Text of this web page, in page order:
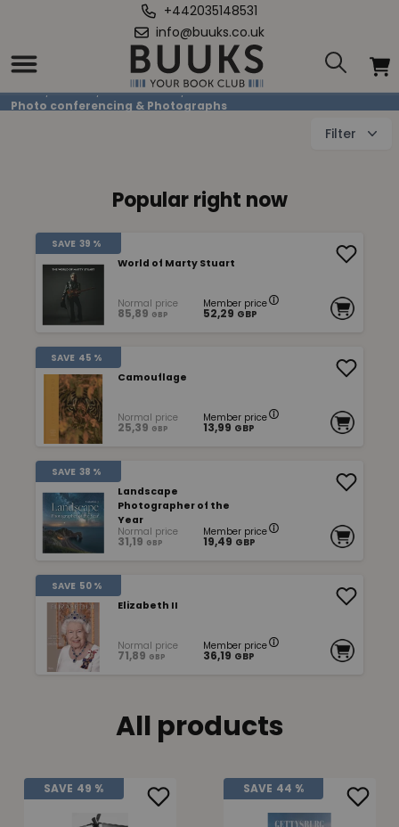
+442035148531
info@buuks.co.uk
Photo conferencing & Photographs
Home / Books / Art & Culture /
Photo conferencing & Photographs
Filter
Popular right now
SAVE 39 %
World of Marty Stuart
Normal price
85,89 GBP
Member price
52,29 GBP
SAVE 45 %
Camouflage
Normal price
25,39 GBP
Member price
13,99 GBP
SAVE 38 %
Landscape
Photographer of the
Year
Normal price
31,19 GBP
Member price
19,49 GBP
SAVE 50 %
Elizabeth II
Normal price
71,89 GBP
Member price
36,19 GBP
All products
SAVE 49 % SAVE 44 %